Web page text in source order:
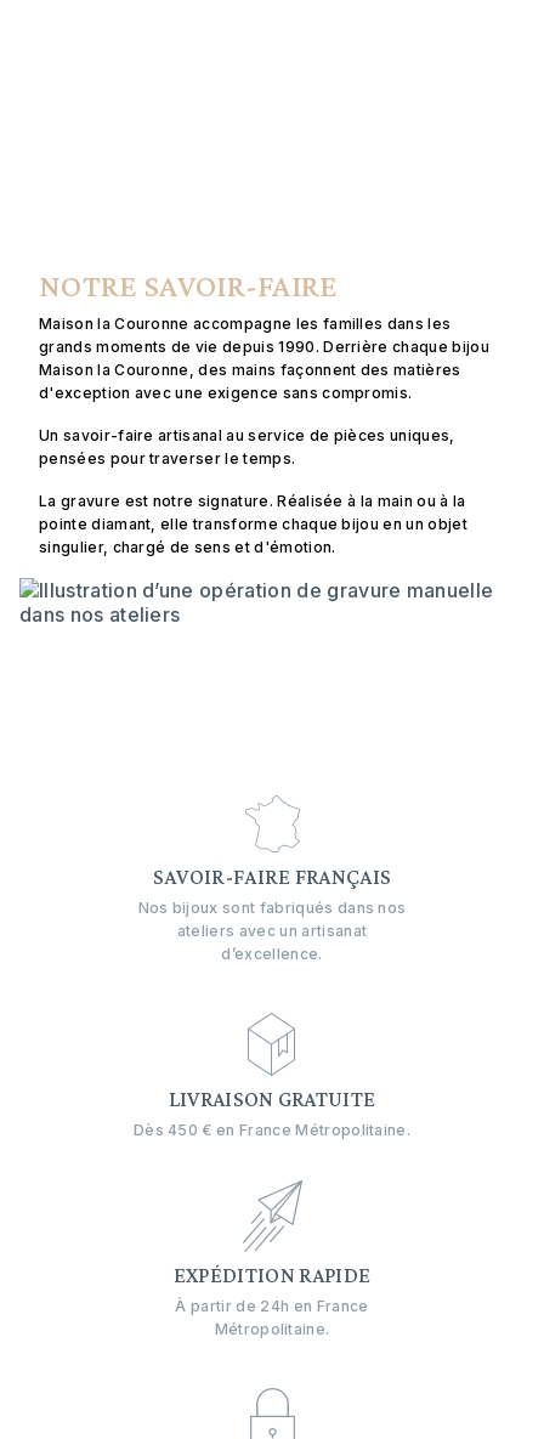
NOTRE SAVOIR-FAIRE
Maison la Couronne accompagne les familles dans les
grands moments de vie depuis 1990. Derrière chaque bijou
Maison la Couronne, des mains façonnent des matières
d'exception avec une exigence sans compromis.
Un savoir-faire artisanal au service de pièces uniques,
pensées pour traverser le temps.
La gravure est notre signature. Réalisée à la main ou à la
pointe diamant, elle transforme chaque bijou en un objet
singulier, chargé de sens et d'émotion.
SAVOIR-FAIRE FRANÇAIS
Nos bijoux sont fabriqués dans nos
ateliers avec un artisanat
d’excellence.
LIVRAISON GRATUITE
Dès 450 € en France Métropolitaine.
EXPÉDITION RAPIDE
À partir de 24h en France
Métropolitaine.